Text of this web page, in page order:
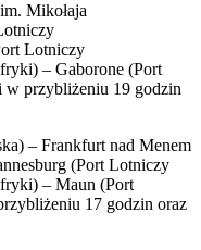
Mikołaja
Lotniczy
– Gaborone (Port
w przybliżeniu 19 godzin
– Frankfurt nad Menem
(Port Lotniczy
– Maun (Port
17 godzin oraz